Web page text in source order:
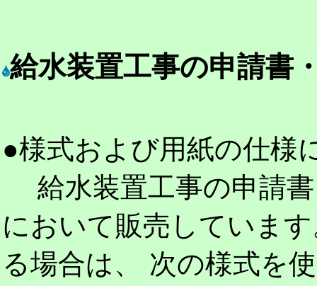
給水装置工事の申請書
●様式および用紙の仕様
給水装置工事の申請書
において販売していま
る場合は、 次の様式を